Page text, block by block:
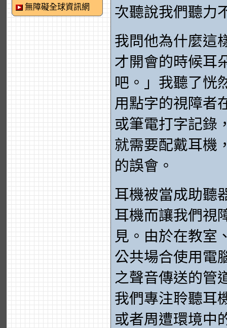
無障礙全球資訊網
次聽說我們聽力
我問他為什麼這
才開會的時候耳
吧。」我聽了恍
用點字的視障者
或筆電打字記錄
就需要配戴耳機
的誤會。
耳機被當成助聽
耳機而讓我們視
見。由於在教室
公共場合使用電
之聲音傳送的管
我們專注聆聽耳
或者周遭環境中